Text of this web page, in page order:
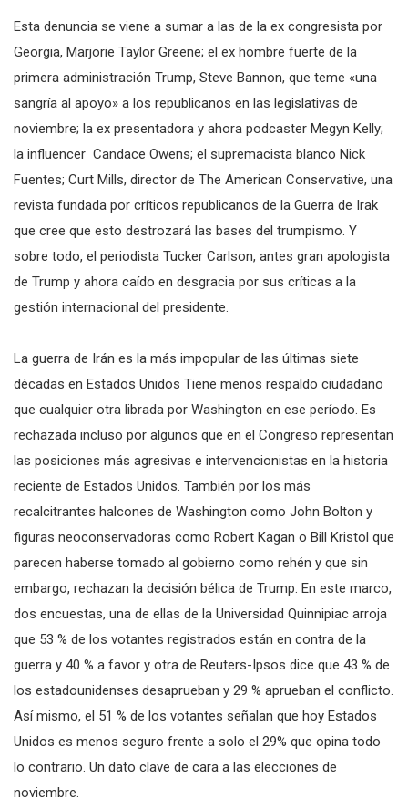
Esta denuncia se viene a sumar a las de la ex congresista por
Georgia, Marjorie Taylor Greene; el ex hombre fuerte de la
primera administración Trump, Steve Bannon, que teme «una
sangría al apoyo» a los republicanos en las legislativas de
noviembre; la ex presentadora y ahora podcaster Megyn Kelly;
la influencer Candace Owens; el supremacista blanco Nick
Fuentes; Curt Mills, director de The American Conservative, una
revista fundada por críticos republicanos de la Guerra de Irak
que cree que esto destrozará las bases del trumpismo. Y
sobre todo, el periodista Tucker Carlson, antes gran apologista
de Trump y ahora caído en desgracia por sus críticas a la
gestión internacional del presidente.
La guerra de Irán es la más impopular de las últimas siete
décadas en Estados Unidos Tiene menos respaldo ciudadano
que cualquier otra librada por Washington en ese período. Es
rechazada incluso por algunos que en el Congreso representan
las posiciones más agresivas e intervencionistas en la historia
reciente de Estados Unidos. También por los más
recalcitrantes halcones de Washington como John Bolton y
figuras neoconservadoras como Robert Kagan o Bill Kristol que
parecen haberse tomado al gobierno como rehén y que sin
embargo, rechazan la decisión bélica de Trump. En este marco,
dos encuestas, una de ellas de la Universidad Quinnipiac arroja
que 53 % de los votantes registrados están en contra de la
guerra y 40 % a favor y otra de Reuters-Ipsos dice que 43 % de
los estadounidenses desaprueban y 29 % aprueban el conflicto.
Así mismo, el 51 % de los votantes señalan que hoy Estados
Unidos es menos seguro frente a solo el 29% que opina todo
lo contrario. Un dato clave de cara a las elecciones de
noviembre.